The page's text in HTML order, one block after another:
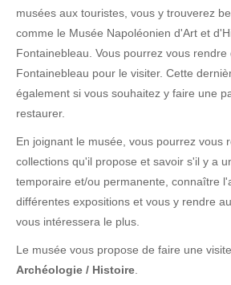
musées aux touristes, vous y trouverez
comme le Musée Napoléonien d'Art et
Fontainebleau. Vous pourrez vous rendre
Fontainebleau pour le visiter. Cette
également si vous souhaitez y faire une
restaurer.
En joignant le musée, vous pourrez vous
collections qu'il propose et savoir s'il y a
temporaire et/ou permanente, connaître
différentes expositions et vous y rendre
vous intéressera le plus.
Le musée vous propose de faire une
Archéologie / Histoire